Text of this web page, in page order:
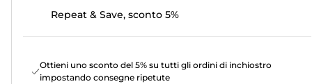
Repeat & Save, sconto 5%
Ottieni uno sconto del 5% su tutti gli ordini di inchiostro
impostando consegne ripetute